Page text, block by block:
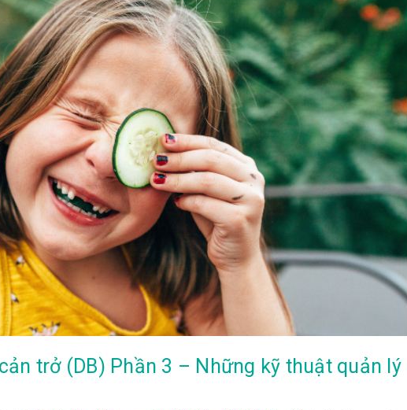
trở (DB) Phần 3 – Những kỹ thuật quản lý